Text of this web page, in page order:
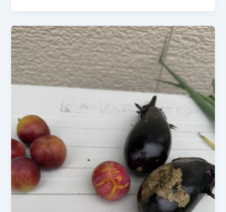
け、
ね
ぎ
は
元
成
長
中！
園】
2026
年
6
月
28
マ
ト
初
収
穫！
収
穫
時